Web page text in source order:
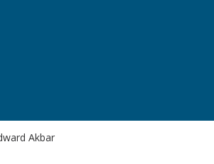
Akbar